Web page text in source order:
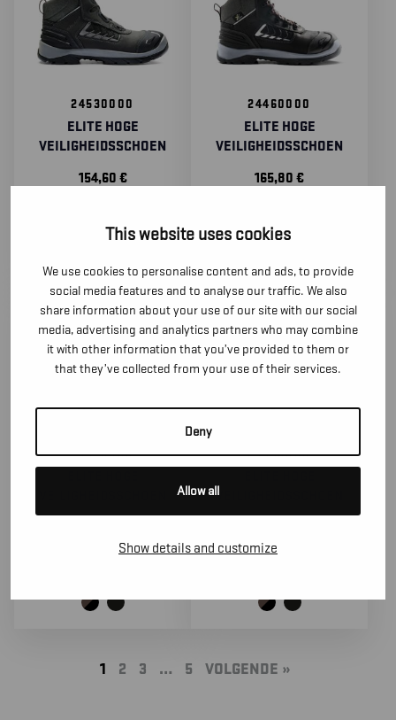
This website uses cookies
We use cookies to personalise content and ads, to provide
social media features and to analyse our traffic. We also
share information about your use of our site with our social
media, advertising and analytics partners who may combine
it with other information that you’ve provided to them or
that they’ve collected from your use of their services.
Deny
Allow all
Show details and customize
24530000
ELITE HOGE
VEILIGHEIDSSCHOEN
154,60 €
24460000
ELITE HOGE
VEILIGHEIDSSCHOEN
165,80 €
24520000
(excl. BTW)
24390000
VEILIGHEIDSSCHOEN
(excl. BTW)
1 2 3 … 5 VOLGENDE »